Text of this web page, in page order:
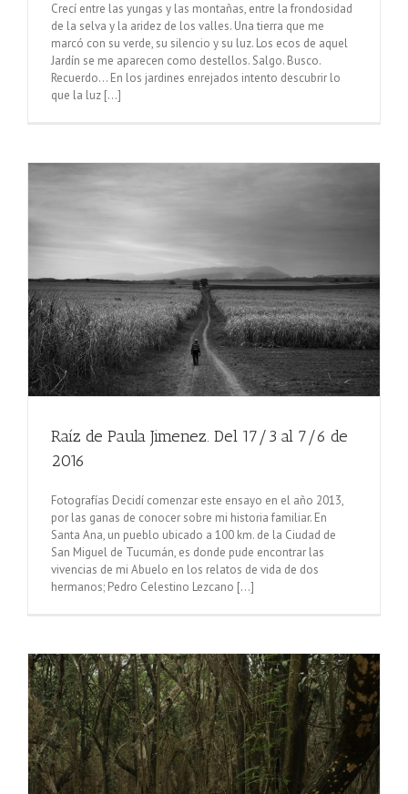
Crecí entre las yungas y las montañas, entre la frondosidad
de la selva y la aridez de los valles. Una tierra que me
marcó con su verde, su silencio y su luz. Los ecos de aquel
Jardín se me aparecen como destellos. Salgo. Busco.
Recuerdo… En los jardines enrejados intento descubrir lo
que la luz [...]
Raíz de Paula Jimenez. Del 17/3 al 7/6 de
2016
Fotografías Decidí comenzar este ensayo en el año 2013,
por las ganas de conocer sobre mi historia familiar. En
Santa Ana, un pueblo ubicado a 100 km. de la Ciudad de
San Miguel de Tucumán, es donde pude encontrar las
vivencias de mi Abuelo en los relatos de vida de dos
hermanos; Pedro Celestino Lezcano [...]